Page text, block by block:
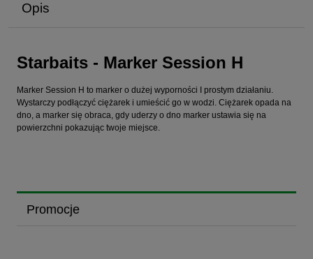
Opis
Starbaits - Marker Session H
Marker Session H to marker o dużej wyporności I prostym działaniu.
Wystarczy podłączyć ciężarek i umieścić go w wodzi. Ciężarek opada na
dno, a marker się obraca, gdy uderzy o dno marker ustawia się na
powierzchni pokazując twoje miejsce.
Promocje